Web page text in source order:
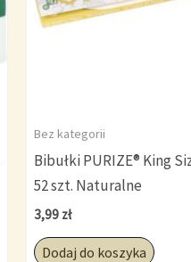
Bez kategorii
Bibułki PURIZE® King
52 szt. Naturalne
3,99 zł
Dodaj do koszyka